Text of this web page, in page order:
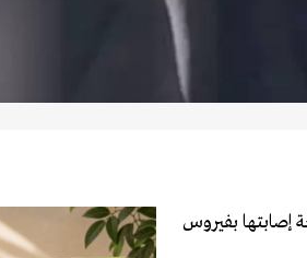
إصابتها بفيروس